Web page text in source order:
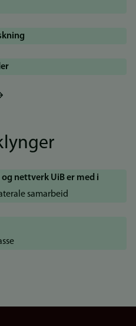
nettverk UiB er med i
samarbeid